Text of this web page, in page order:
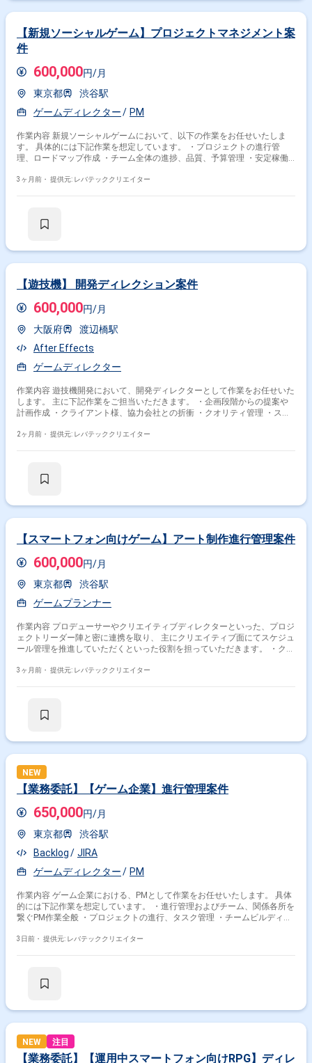
【新規ソーシャルゲーム】プロジェクトマネジメント案
件
600,000円/月
東京都
渋谷駅
ゲームディレクター
PM
作業内容 新規ソーシャルゲームにおいて、以下の作業をお任せいたしま
す。 具体的には下記作業を想定しています。 ・プロジェクトの進行管
理、ロードマップ作成 ・チーム全体の進捗、品質、予算管理 ・安定稼働
3ヶ月前・ 提供元: レバテッククリエイター
【遊技機】 開発ディレクション案件
600,000円/月
大阪府
渡辺橋駅
After Effects
ゲームディレクター
作業内容 遊技機開発において、開発ディレクターとして作業をお任せいた
します。 主に下記作業をご担当いただきます。 ・企画段階からの提案や
計画作成 ・クライアント様、協力会社との折衝 ・クオリティ管理 ・スケ
2ヶ月前・ 提供元: レバテッククリエイター
【スマートフォン向けゲーム】アート制作進行管理案件
600,000円/月
東京都
渋谷駅
ゲームプランナー
作業内容 プロデューサーやクリエイティブディレクターといった、プロジ
ェクトリーダー陣と密に連携を取り、 主にクリエイティブ面にてスケジュ
ール管理を推進していただくといった役割を担っていただきます。 ・クリ
業の開拓および管理 ・開発スケジュール管理 ・ゲーム開発現場で発生す
3ヶ月前・ 提供元: レバテッククリエイター
NEW
【業務委託】【ゲーム企業】進行管理案件
650,000円/月
東京都
渋谷駅
Backlog
JIRA
ゲームディレクター
PM
作業内容 ゲーム企業における、PMとして作業をお任せいたします。 具体
的には下記作業を想定しています。 ・進行管理およびチーム、関係各所を
繋ぐPM作業全般 ・プロジェクトの進行、タスク管理 ・チームビルディン
の管理
3日前・ 提供元: レバテッククリエイター
NEW 注目
【業務委託】【運用中スマートフォン向けRPG】ディレ